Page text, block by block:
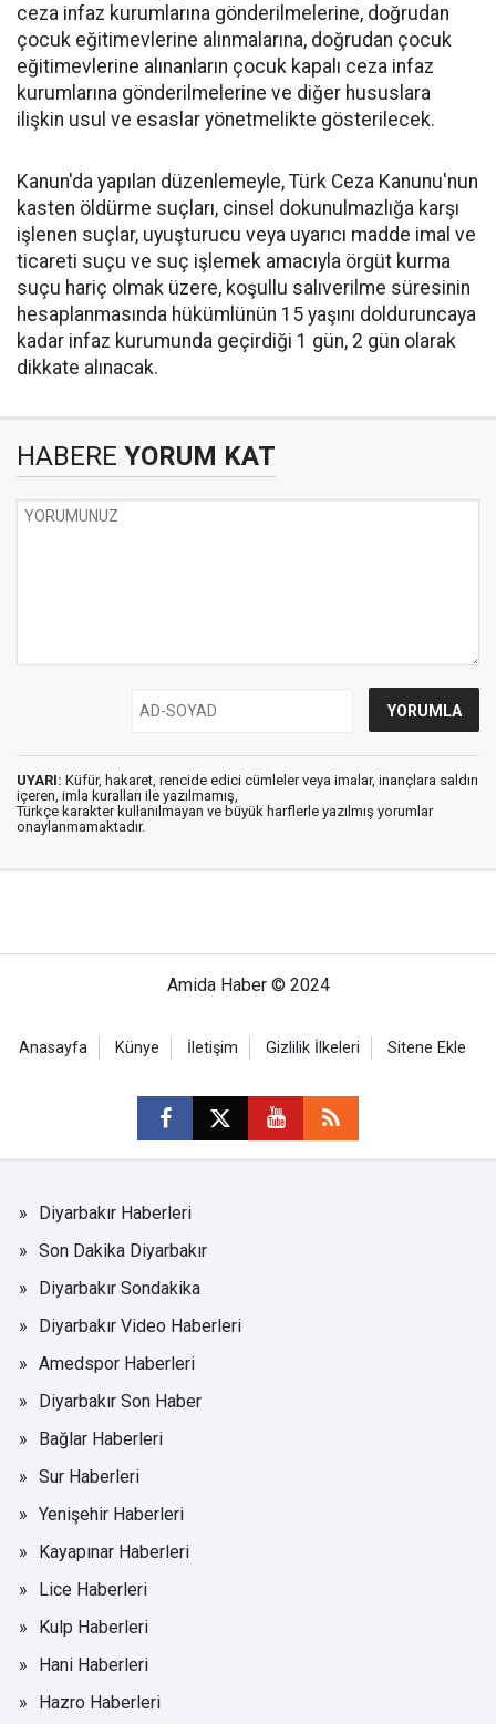
ceza infaz kurumlarına gönderilmelerine, doğrudan
çocuk eğitimevlerine alınmalarına, doğrudan çocuk
eğitimevlerine alınanların çocuk kapalı ceza infaz
kurumlarına gönderilmelerine ve diğer hususlara
ilişkin usul ve esaslar yönetmelikte gösterilecek.
Kanun'da yapılan düzenlemeyle, Türk Ceza Kanunu'nun
kasten öldürme suçları, cinsel dokunulmazlığa karşı
işlenen suçlar, uyuşturucu veya uyarıcı madde imal ve
ticareti suçu ve suç işlemek amacıyla örgüt kurma
suçu hariç olmak üzere, koşullu salıverilme süresinin
hesaplanmasında hükümlünün 15 yaşını dolduruncaya
kadar infaz kurumunda geçirdiği 1 gün, 2 gün olarak
dikkate alınacak.
HABERE YORUM KAT
UYARI: Küfür, hakaret, rencide edici cümleler veya imalar, inançlara saldırı
içeren, imla kuralları ile yazılmamış,
Türkçe karakter kullanılmayan ve büyük harflerle yazılmış yorumlar
onaylanmamaktadır.
Amida Haber © 2024
Anasayfa Künye İletişim Gizlilik İlkeleri Sitene Ekle
Diyarbakır Haberleri
Son Dakika Diyarbakır
Diyarbakır Sondakika
Diyarbakır Video Haberleri
Amedspor Haberleri
Diyarbakır Son Haber
Bağlar Haberleri
Sur Haberleri
Yenişehir Haberleri
Kayapınar Haberleri
Lice Haberleri
Kulp Haberleri
Hani Haberleri
Hazro Haberleri